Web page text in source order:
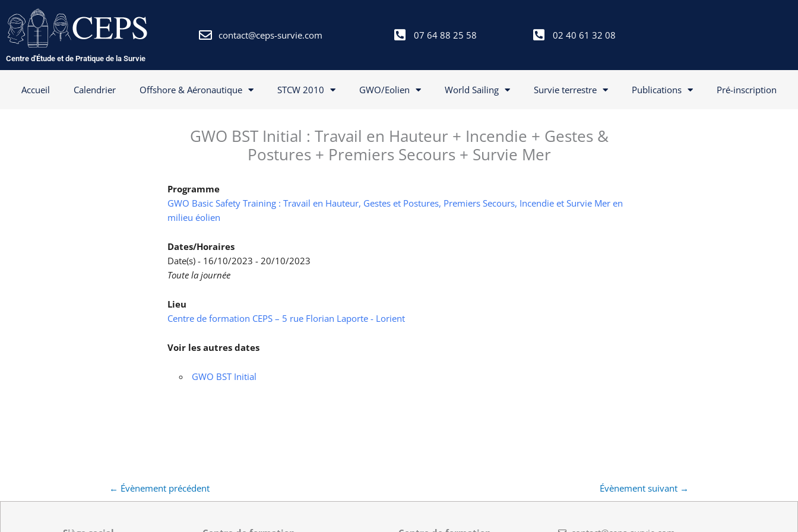
au
contenu
Centre d'Étude et de Pratique de la Survie
contact@ceps-survie.com 07 64 88 25 58 02 40 61 32 08
Accueil Calendrier Offshore & Aéronautique STCW 2010 GWO/Eolien World Sailing Survie terrestre Publications Pré-inscription
GWO BST Initial : Travail en Hauteur + Incendie + Gestes &
Postures + Premiers Secours + Survie Mer
Programme
GWO Basic Safety Training : Travail en Hauteur, Gestes et Postures, Premiers Secours, Incendie et Survie Mer en
milieu éolien
Dates/Horaires
Date(s) - 16/10/2023 - 20/10/2023
Toute la journée
Lieu
Centre de formation CEPS – 5 rue Florian Laporte - Lorient
Voir les autres dates
GWO BST Initial
← Évènement précédent Évènement suivant →